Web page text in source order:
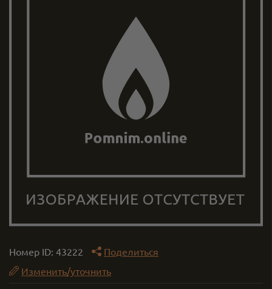
Номер ID: 43222
Поделиться
Изменить/уточнить